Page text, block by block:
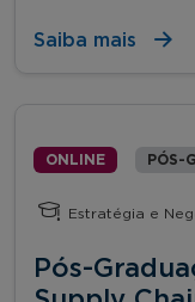
Saiba mais
ONLINE PÓS-
Estratégia e
Pós-